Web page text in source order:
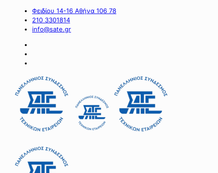
Φειδίου 14-16 Αθήνα 106 78
210 3301814
info@sate.gr